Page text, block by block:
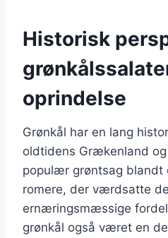
Historisk
oprindelse
Grønkål har en lang
oldtidens Grækenland og
populær grøntsag blandt
romere, der værdsatte
ernæringsmæssige
grønkål også været en